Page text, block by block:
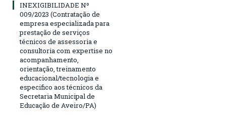
INEXIGIBILIDADE Nº
009/2023 (Contratação de
empresa especializada para
prestação de serviços
técnicos de assessoria e
consultoria com expertise no
acompanhamento,
orientação, treinamento
educacional/tecnologia e
especifico aos técnicos da
Secretaria Municipal de
Educação de Aveiro/PA)